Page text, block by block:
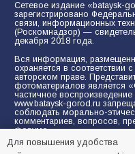
Сетевое издание «bataysk-
зарегистрировано
связи, информационных
(Роскомнадзор) —
декабря 2018 года.
Вся информация,
охраняется в соответствии
авторском праве.
фотоматериалов
частичное
www.bataysk-gorod.ru
соблюдать морально-
комментариев, вопросов,
форуме.
Политика
Для повышения удобства